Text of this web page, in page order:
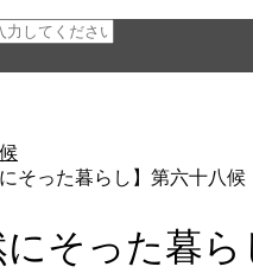
にそった暮らし】第六十八
にそった暮